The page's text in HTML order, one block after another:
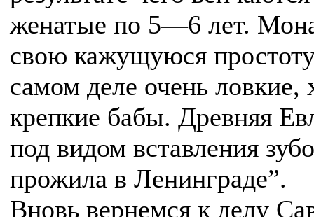
женатые по 5—6 лет.
свою кажущуюся
самом деле очень
крепкие бабы. Древняя
под видом вставления
прожила в Ленинграде”.
Вновь вернемся к делу